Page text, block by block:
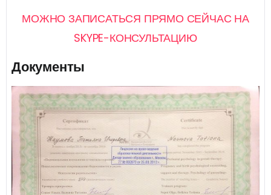
МОЖНО ЗАПИСАТЬСЯ ПРЯМО СЕЙЧАС НА
SKYPE-КОНСУЛЬТАЦИЮ
Документы